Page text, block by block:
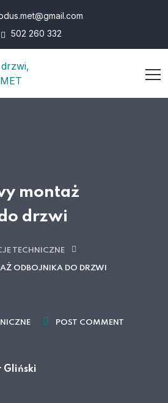
502 260 332
montaż
drzwi
TECHNICZNE
ODBOJNIKA DO DRZWI
POST COMMENT
Gliński